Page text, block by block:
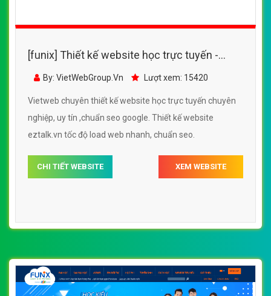
[funix] Thiết kế website học trực tuyến -
eztalk.vn đẹp SEO nhanh hiệu quả
By: VietWebGroup.Vn Lượt xem: 15420
Vietweb chuyên thiết kế website học trực tuyến chuyên
nghiệp, uy tín ,chuẩn seo google. Thiết kế website
eztalk.vn tốc độ load web nhanh, chuẩn seo.
CHI TIẾT WEBSITE XEM WEBSITE